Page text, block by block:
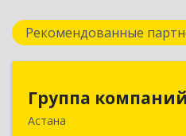
Рекомендованные
Группа
Астана
Группа
010000 Республика